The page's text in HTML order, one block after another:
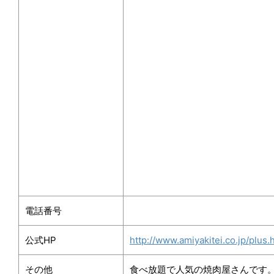
電話番号
公式HP http://www.amiyakitei.co.jp/
その他 食べ放題で人気の焼肉屋さんです。